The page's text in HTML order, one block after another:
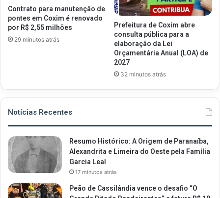
Contrato para manutenção de
pontes em Coxim é renovado
por R$ 2,55 milhões
29 minutos atrás
Prefeitura de Coxim abre
consulta pública para a
elaboração da Lei
Orçamentária Anual (LOA) de
2027
32 minutos atrás
Notícias Recentes
Resumo Histórico: A Origem de Paranaíba,
Alexandrita e Limeira do Oeste pela Família
Garcia Leal
17 minutos atrás
Peão de Cassilândia vence o desafio “O